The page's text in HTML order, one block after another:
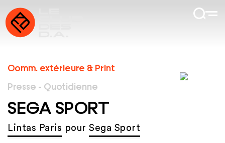
Comm. extérieure & Print
Presse - Quotidienne
SEGA SPORT
Lintas Paris pour Sega Sport